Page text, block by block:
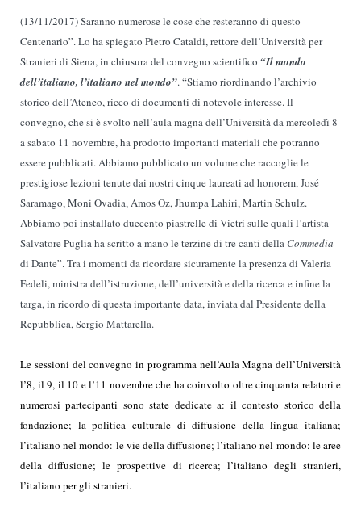
(13/11/2017) Saranno numerose le cose che resteranno di questo
Centenario”. Lo ha spiegato Pietro Cataldi, rettore dell’Università per
Stranieri di Siena, in chiusura del convegno scientifico “Il mondo
dell’italiano, l’italiano nel mondo”. “Stiamo riordinando l’archivio
storico dell’Ateneo, ricco di documenti di notevole interesse. Il
convegno, che si è svolto nell’aula magna dell’Università da mercoledì 8
a sabato 11 novembre, ha prodotto importanti materiali che potranno
essere pubblicati. Abbiamo pubblicato un volume che raccoglie le
prestigiose lezioni tenute dai nostri cinque laureati ad honorem, José
Saramago, Moni Ovadia, Amos Oz, Jhumpa Lahiri, Martin Schulz.
Abbiamo poi installato duecento piastrelle di Vietri sulle quali l’artista
Salvatore Puglia ha scritto a mano le terzine di tre canti della Commedia
di Dante”. Tra i momenti da ricordare sicuramente la presenza di Valeria
Fedeli,ministra dell’istruzione, dell’università e della ricerca e infine la
targa, in ricordo di questa importante data, inviata dal Presidente della
Repubblica, Sergio Mattarella.
Le sessioni del convegno in programma nell’Aula Magna dell’Università
l’8, il 9, il 10 e l’11 novembre che ha coinvolto oltre cinquanta relatori e
numerosi partecipanti sono state dedicate a: il contesto storico della
fondazione; la politica culturale di diffusione della lingua italiana;
l’italiano nel mondo: le vie della diffusione; l’italiano nel mondo: le aree
della diffusione; le prospettive di ricerca; l’italiano degli stranieri,
l’italiano per gli stranieri.